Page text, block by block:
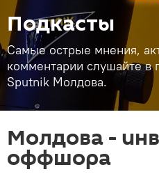
Подкасты
Самые острые мнения,
комментарии слушайте в
Sputnik Молдова.
Молдова -
оффшора